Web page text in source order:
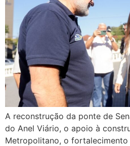
A reconstrução da ponte de
do Anel Viário, o apoio à
Metropolitano, o